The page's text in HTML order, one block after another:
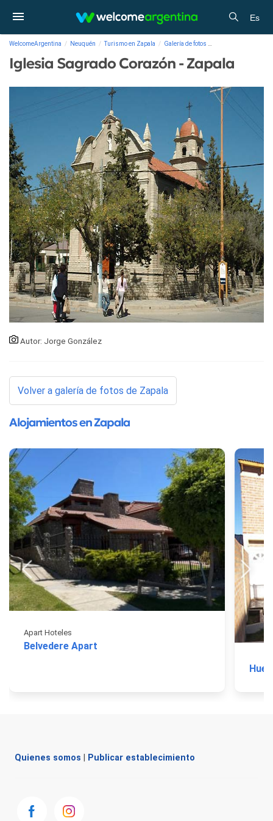
Es
WelcomeArgentina Neuquén Turismo en Zapala Galería de fotos
Iglesia Sagrado Corazón - Zapala
Autor: Jorge González
Volver a galería de fotos de Zapala
Alojamientos en Zapala
Apart Hoteles
Belvedere Apart
Quienes somos Publicar establecimiento